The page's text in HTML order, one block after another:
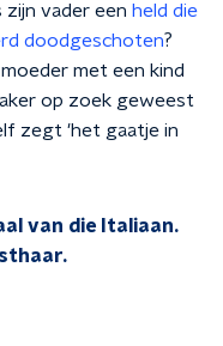
vader een held die
doodgeschoten?
met een kind
op zoek geweest
zegt 'het gaatje in
van die Italiaan.